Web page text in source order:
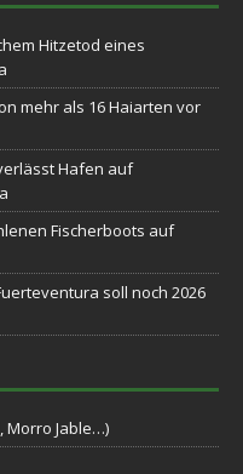
Hitzetod eines
mehr als 16 Haiarten vor
Hafen auf
Fischerboots auf
soll noch 2026
Morro Jable…)